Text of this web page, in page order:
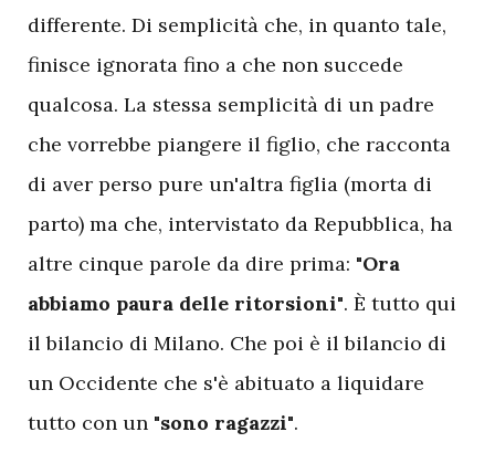
differente. Di semplicità che, in quanto tale,
finisce ignorata fino a che non succede
qualcosa. La stessa semplicità di un padre
che vorrebbe piangere il figlio, che racconta
di aver perso pure un'altra figlia (morta di
parto) ma che, intervistato da Repubblica, ha
altre cinque parole da dire prima: "Ora
abbiamo paura delle ritorsioni". È tutto qui
il bilancio di Milano. Che poi è il bilancio di
un Occidente che s'è abituato a liquidare
tutto con un "sono ragazzi".